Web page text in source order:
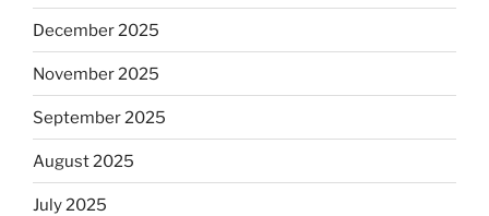
December 2025
November 2025
September 2025
August 2025
July 2025